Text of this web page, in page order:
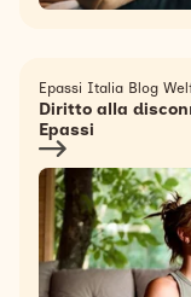
Epassi Italia Blog
Diritto alla
Epassi